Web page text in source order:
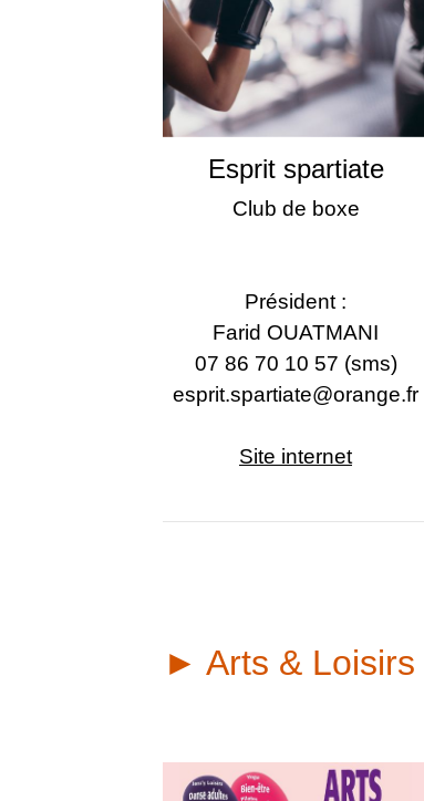
Esprit spartiate
Club de boxe
Président :
Farid OUATMANI
07 86 70 10 57 (sms)
esprit.spartiate@orange.fr
Site internet
► Arts & Loisirs